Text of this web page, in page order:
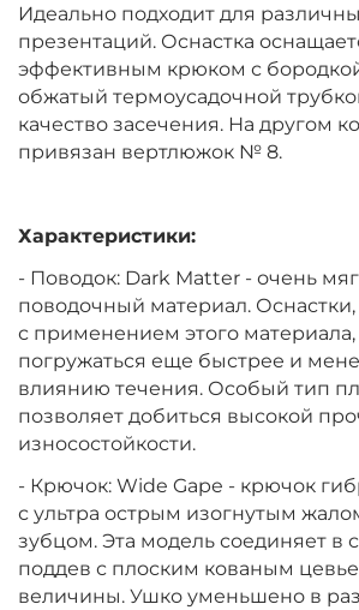
Размер крючка:
Идеально подходит для
презентаций. Оснастка
эффективным крюком с
обжатый термоусадочной
качество засечения. На другом
привязан вертлюжок № 8.
Характеристики:
- Поводок: Dark Matter - очень
поводочный материал.
с применением этого материала,
погружаться еще быстрее и
влиянию течения. Особый тип
позволяет добиться высокой
износостойкости.
- Крючок: Wide Gape - крючок
с ультра острым изогнутым
зубцом. Эта модель соединяет в
поддев с плоским кованым
величины. Ушко уменьшено в